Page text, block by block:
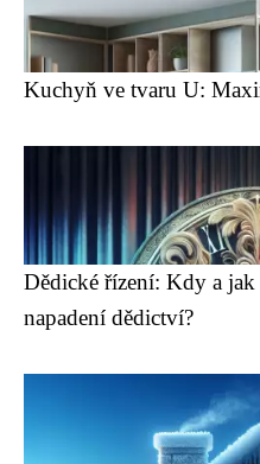
Kuchyň ve tvaru U:
Dědické řízení: Kdy a
napadení dědictví?